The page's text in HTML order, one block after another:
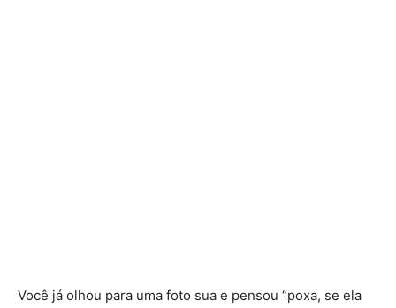
Você já olhou para uma foto sua e pensou “poxa, se ela